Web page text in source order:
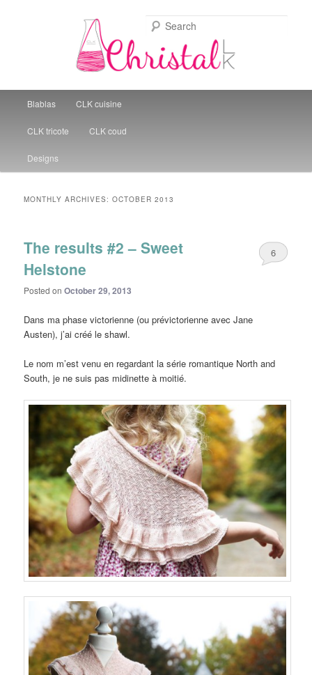
Christal Little Kitchen
Skip to primary content
Skip to secondary content
Blablas CLK cuisine
CLK tricote CLK coud
Designs
MONTHLY ARCHIVES:OCTOBER 2013
The results #2 – Sweet
Helstone
Posted onOctober 29, 2013
6
Dans ma phase victorienne (ou prévictorienne avec Jane
Austen), j’ai créé le shawl.
Le nom m’est venu en regardant la série romantique North and
South, je ne suis pas midinette à moitié.